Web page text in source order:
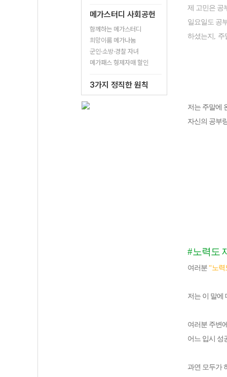
메가스터디 사회공헌
함께하는 메가스터디
희망이룸 메가나눔
군인·소방·경찰 자녀
메가패스 형제자매 할인
3가지 정직한 원칙
제 고민은 공
일요일도 공
하셨는지 , 주
저는 주말에
자신의 공부
#노력도
여러분 “노력
저는 이 말에
여러분 주변
어느 입시 성
과연 모두가